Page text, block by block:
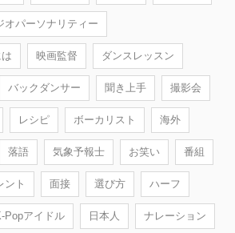
オパーソナリティー
映画監督 ダンスレッスン
バックダンサー 聞き上手 撮影会
レシピ ボーカリスト 海外
落語 気象予報士 お笑い 番組
ント 面接 選び方 ハーフ
Popアイドル 日本人 ナレーション